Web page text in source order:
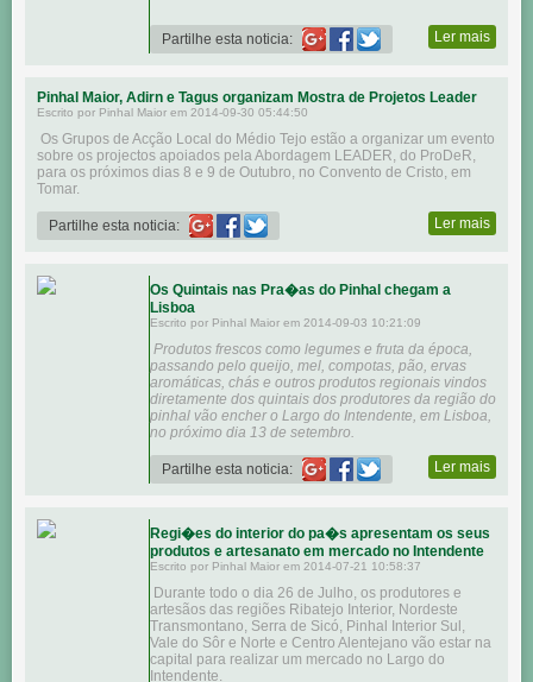
Partilhe esta noticia: Ler mais
Pinhal Maior, Adirn e Tagus organizam Mostra de Projetos Leader
Escrito por Pinhal Maior em 2014-09-30 05:44:50
Os Grupos de Acção Local do Médio Tejo estão a organizar um evento
sobre os projectos apoiados pela Abordagem LEADER, do ProDeR,
para os próximos dias 8 e 9 de Outubro, no Convento de Cristo, em
Tomar.
Partilhe esta noticia: Ler mais
Os Quintais nas Pra�as do Pinhal chegam a
Lisboa
Escrito por Pinhal Maior em 2014-09-03 10:21:09
Produtos frescos como legumes e fruta da época,
passando pelo queijo, mel, compotas, pão, ervas
aromáticas, chás e outros produtos regionais vindos
diretamente dos quintais dos produtores da região do
pinhal vão encher o Largo do Intendente, em Lisboa,
no próximo dia 13 de setembro.
Partilhe esta noticia: Ler mais
Regi�es do interior do pa�s apresentam os seus
produtos e artesanato em mercado no Intendente
Escrito por Pinhal Maior em 2014-07-21 10:58:37
Durante todo o dia 26 de Julho, os produtores e
artesãos das regiões Ribatejo Interior, Nordeste
Transmontano, Serra de Sicó, Pinhal Interior Sul,
Vale do Sôr e Norte e Centro Alentejano vão estar na
capital para realizar um mercado no Largo do
Intendente.